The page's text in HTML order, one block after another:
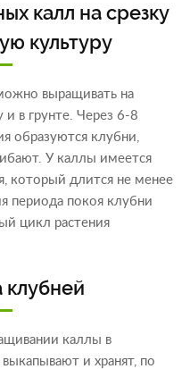
калл на срезку
культуру
выращивать на
и в грунте. Через 6-8
образуются клубни,
У каллы имеется
который длится не менее
периода покоя клубни
цикл растения
клубней
каллы в
и хранят, по